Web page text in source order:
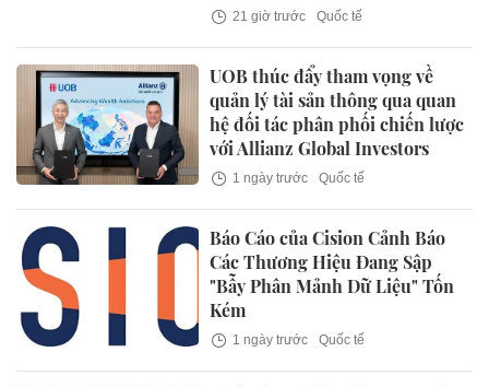
21 giờ trước Quốc tế
UOB thúc đẩy tham vọng về
quản lý tài sản thông qua quan
hệ đối tác phân phối chiến lược
với Allianz Global Investors
1 ngày trước Quốc tế
Báo Cáo của Cision Cảnh Báo
Các Thương Hiệu Đang Sập
"Bẫy Phân Mảnh Dữ Liệu" Tốn
Kém
1 ngày trước Quốc tế